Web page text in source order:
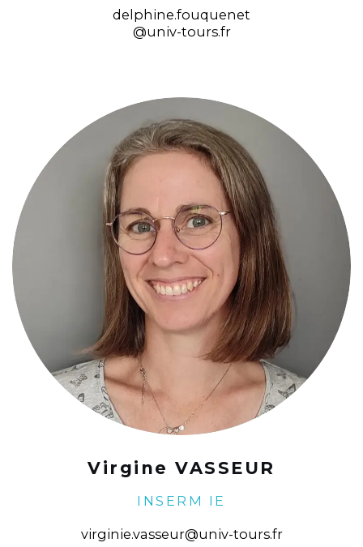
delphine.fouquenet
@univ-tours.fr
Virgine VASSEUR
INSERM IE
virginie.vasseur@univ-tours.fr